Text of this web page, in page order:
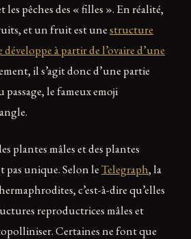
les pêches des « filles ». En réalité,
et un fruit est unestructure
à partir de l’ovaire d’une
il s’agit donc d’une partie
le fameux emoji
plantes mâles et des plantes
pas unique. Selon leTelegraph, la
c’est-à-dire qu’elles
reproductrices mâles et
Certaines ne font que